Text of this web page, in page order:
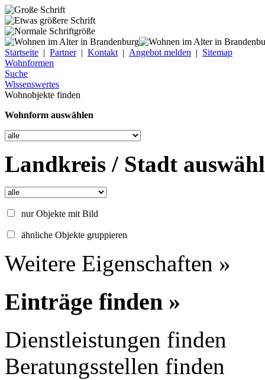
Startseite | Partner| Kontakt | Angebot melden | Sitemap
Wohnformen
Suche
Wissenswertes
Wohnobjekte finden
Wohnform auswählen
Landkreis / Stadt
nur Objekte mit Bild
ähnliche Objekte gruppieren
Weitere Eigenschaften »
Einträge finden »
Dienstleistungen finden
Beratungsstellen finden